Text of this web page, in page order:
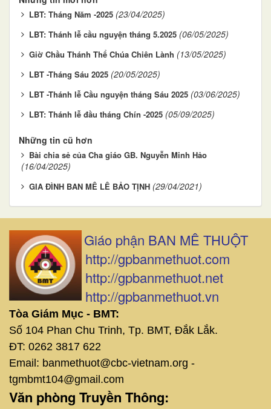
LBT: Tháng Năm -2025 (23/04/2025)
LBT: Thánh lễ cầu nguyện tháng 5.2025 (06/05/2025)
Giờ Chầu Thánh Thể Chúa Chiên Lành (13/05/2025)
LBT -Tháng Sáu 2025 (20/05/2025)
LBT -Thánh lễ Cầu nguyện tháng Sáu 2025 (03/06/2025)
LBT: Thánh lễ đầu tháng Chín -2025 (05/09/2025)
Những tin cũ hơn
Bài chia sẻ của Cha giáo GB. Nguyễn Minh Hảo
(16/04/2025)
GIA ĐÌNH BAN MÊ LÊ BẢO TỊNH (29/04/2021)
Giáo phận BAN MÊ THUỘT
http://gpbanmethuot.com
http://gpbanmethuot.net
http://gpbanmethuot.vn
Tòa Giám Mục - BMT:
Số 104 Phan Chu Trinh, Tp. BMT, Đắk Lắk.
ĐT: 0262 3817 622
Email: banmethuot@cbc-vietnam.org -
tgmbmt104@gmail.com
Văn phòng Truyền Thông: